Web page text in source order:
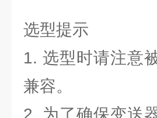
选型提示
1. 选型时请注意
兼容。
2. 为了确保变送